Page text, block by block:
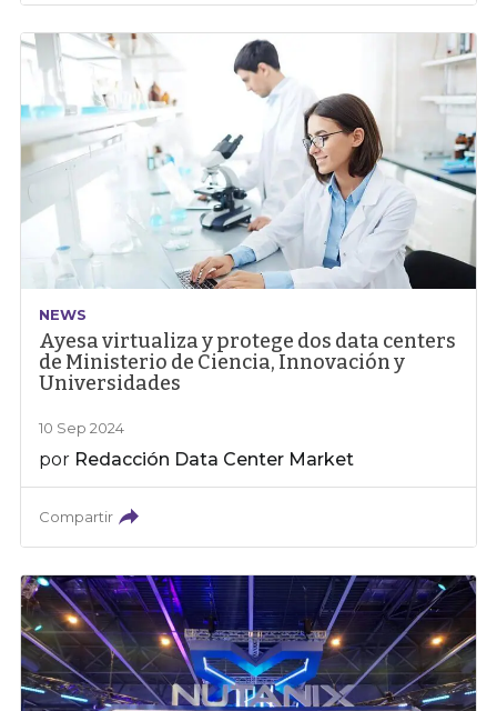
NEWS
Ayesa virtualiza y protege dos data centers
de Ministerio de Ciencia, Innovación y
Universidades
10 Sep 2024
por Redacción Data Center Market
Compartir